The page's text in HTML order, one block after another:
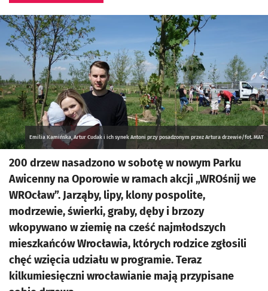
Kliknij, aby powiększyć
Emilia Kamińska, Artur Cudak i ich synek Antoni przy posadzonym przez Artura drzewie/fot. MAT
200 drzew nasadzono w sobotę w nowym Parku
Awicenny na Oporowie w ramach akcji „WROśnij we
WROcław”. Jarząby, lipy, klony pospolite,
modrzewie, świerki, graby, dęby i brzozy
wkopywano w ziemię na cześć najmłodszych
mieszkańców Wrocławia, których rodzice zgłosili
chęć wzięcia udziału w programie. Teraz
kilkumiesięczni wrocławianie mają przypisane